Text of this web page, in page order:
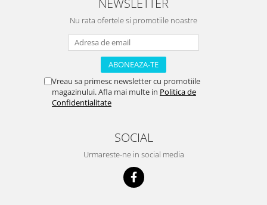
Nu rata ofertele si promotiile noastre
Vreau sa primesc newsletter cu promotiile
magazinului. Afla mai multe in Politica de
Confidentialitate
SOCIAL
Urmareste-ne in social media